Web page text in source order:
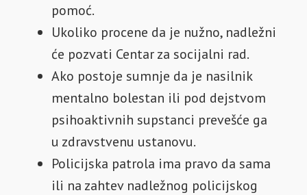
pomoć.
Ukoliko procene da je nužno, nadležni
će pozvati Centar za socijalni rad.
Ako postoje sumnje da je nasilnik
mentalno bolestan ili pod dejstvom
psihoaktivnih supstanci prevešće ga
u zdravstvenu ustanovu.
Policijska patrola ima pravo da sama
ili na zahtev nadležnog policijskog